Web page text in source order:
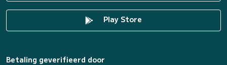
Play Store
Betaling geverifieerd door